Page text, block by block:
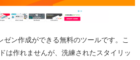
ゼン作成ができる無料のツールです。こ
は作れませんが、洗練されたスタイリッ